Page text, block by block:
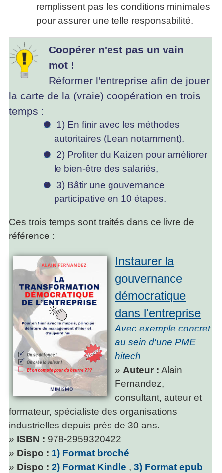
remplissent pas les conditions minimales
pour assurer une telle responsabilité.
Coopérer n'est pas un vain
mot !
Réformer l'entreprise afin de jouer
la carte de la (vraie) coopération en trois
temps :
1) En finir avec les méthodes
autoritaires (Lean notamment),
2) Profiter du Kaizen pour améliorer
le bien-être des salariés,
3) Bâtir une gouvernance
participative en 10 étapes.
Ces trois temps sont traités dans ce livre de
référence :
Instaurer la
gouvernance
démocratique
dans l'entreprise
Avec exemple concret
au sein d'une PME
hitech
» Auteur : Alain
Fernandez,
consultant, auteur et
formateur, spécialiste des organisations
industrielles depuis près de 30 ans.
» ISBN : 978-2959320422
» Dispo : 1) Format broché
» Dispo : 2) Format Kindle , 3) Format epub